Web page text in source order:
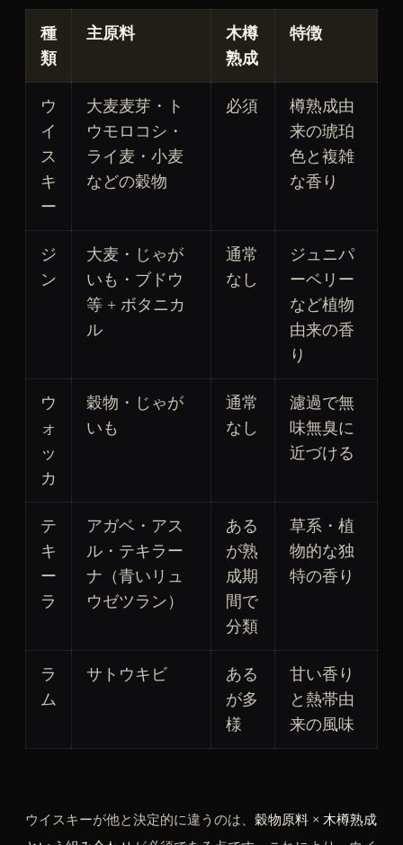
種
類
主原料
木樽
熟成
特徴
ウ
イ
ス
キ
ー
大麦麦芽・ト
ウモロコシ・
ライ麦・小麦
などの穀物
必須
樽熟成由
来の琥珀
色と複雑
な香り
ジ
ン
大麦・じゃが
いも・ブドウ
等 + ボタニカ
ル
通常
なし
ジュニパ
ーベリー
など植物
由来の香
り
ウ
ォ
ッ
カ
穀物・じゃが
いも
通常
なし
濾過で無
味無臭に
近づける
テ
キ
ー
ラ
アガベ・アス
ル・テキラー
ナ（青いリュ
ウゼツラン）
ある
が熟
成期
間で
分類
草系・植
物的な独
特の香り
ラ
ム
サトウキビ
ある
が多
様
甘い香り
と熱帯由
来の風味
ウイスキーが他と決定的に違うのは、 穀物原料 × 木樽熟成